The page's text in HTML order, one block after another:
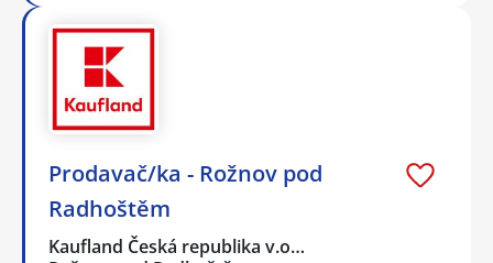
Prodavač/ka - Rožnov pod
Radhoštěm
Kaufland Česká republika v.o…